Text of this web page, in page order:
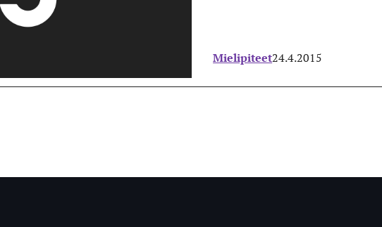
Mielipiteet24.4.2015